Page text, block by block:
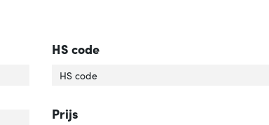
HS code
HS code
Prijs